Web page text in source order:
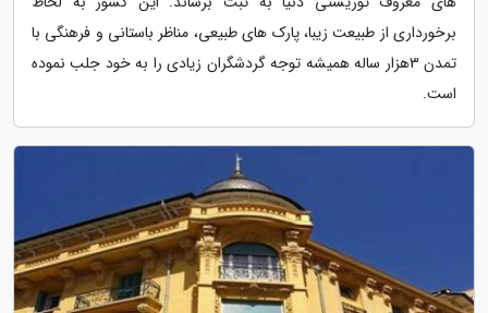
برخورداری از طبیعت زیبا، پارک های طبیعی، مناظر باستانی و فرهنگی با
تمدن 3‬هزار ساله همیشه توجه گردشگران زیادی را به خود جلب نموده
است.